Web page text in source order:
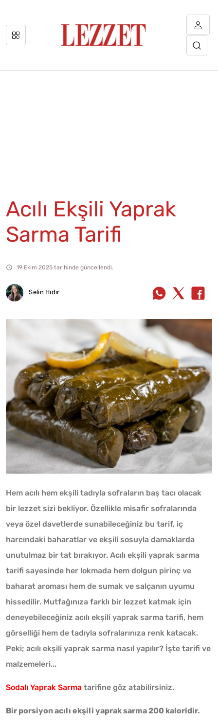
Acılı Ekşili Yaprak
Sarma Tarifi
19 Ekim 2025 tarihinde güncellendi.
Selin Hıdır
Hem acılı hem ekşili tadıyla sofraların baş tacı olacak
bir lezzet sizi bekliyor. Özellikle misafir sofralarında
veya özel davetlerde sunabileceğiniz bu tarif, iç
harcındaki baharatlar ve ekşili sosuyla damaklarda
unutulmaz bir tat bırakıyor. Acılı ekşili yaprak sarma
tarifi sayesinde her lokmada hem dolgun pirinç ve
baharat aroması hem de sumak ve salçanın uyumu
hissedilir. Mutfağınıza farklı bir lezzet katmak için
deneyebileceğiniz acılı ekşili yaprak sarma tarifi, hem
görselliği hem de tadıyla sofralarınıza renk katacak.
Peki; acılı ekşili yaprak sarma nasıl yapılır? İşte tarifi ve
malzemeleri...
Sodalı Yaprak Sarma tarifine göz atabilirsiniz.
Bir porsiyon acılı ekşili yaprak sarma 200 kaloridir.